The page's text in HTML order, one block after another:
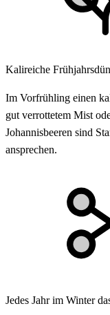
Kalireiche
Im Vorfrühling einen
gut verrottetem Mist
Johannisbeeren sind
ansprechen.
Jedes Jahr im Winter